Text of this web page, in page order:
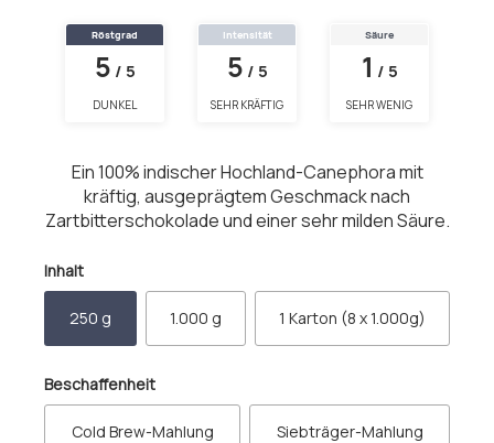
Röstgrad
5 / 5
DUNKEL
Intensität
5 / 5
SEHR KRÄFTIG
Säure
1 / 5
SEHR WENIG
Ein 100% indischer Hochland-Canephora mit
kräftig, ausgeprägtem Geschmack nach
Zartbitterschokolade und einer sehr milden Säure.
Inhaltauswählen
250 g 1.000 g 1 Karton (8 x 1.000g)
Beschaffenheitauswählen
Cold Brew-Mahlung Siebträger-Mahlung